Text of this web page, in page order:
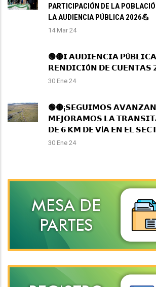
PARTICIPACIÓN DE LA
LA AUDIENCIA PÚBLICA 2026💪
14 Mar 24
🟢🟡𝗜 𝗔𝗨𝗗𝗜𝗘𝗡𝗖𝗜𝗔
𝗥𝗘𝗡𝗗𝗜𝗖𝗜Ó𝗡 𝗗𝗘 𝗖𝗨𝗘𝗡𝗧𝗔𝗦
30 Ene 24
🟢🟡¡𝗦𝗘𝗚𝗨𝗜𝗠𝗢𝗦
𝗠𝗘𝗝𝗢𝗥𝗔𝗠𝗢𝗦 𝗟𝗔
𝗗𝗘 𝟲 𝗞𝗠 𝗗𝗘 𝗩Í𝗔 𝗘𝗡 𝗘𝗟
30 Ene 24